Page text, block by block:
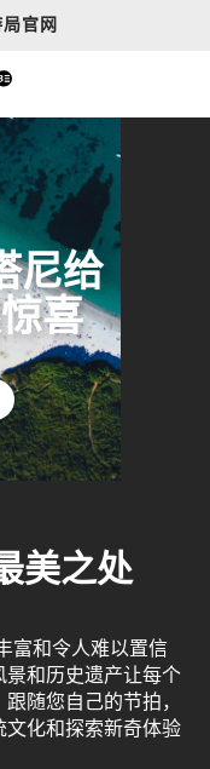
官网
尼给
喜
美之处
富和令人难以置信
和历史遗产让每个
随您自己的节拍，
化和探索新奇体验